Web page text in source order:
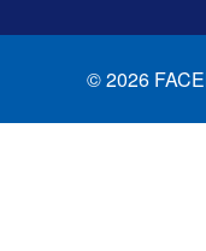
© 2026